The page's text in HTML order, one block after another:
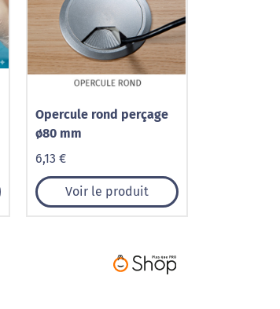
Opercule rond perçage
ø80 mm
6,13 €
Voir le produit